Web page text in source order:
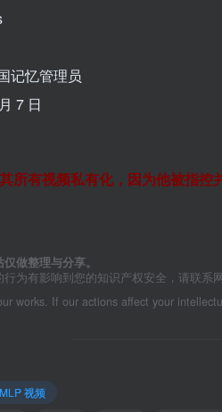
记忆管理员
7 日
所有视频私有化，因为他被指
做整理与分享。
为有影响到您的知识产权安全，请联系
works. If our actions affect your
MLP 视频